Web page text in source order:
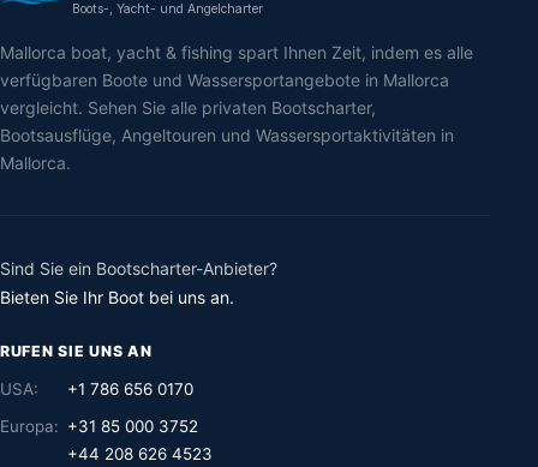
Boots-, Yacht- und Angelcharter
Mallorca boat, yacht & fishing spart Ihnen Zeit, indem es alle
verfügbaren Boote und Wassersportangebote in Mallorca
vergleicht. Sehen Sie alle privaten Bootscharter,
Bootsausflüge, Angeltouren und Wassersportaktivitäten in
Mallorca.
Sind Sie ein Bootscharter-Anbieter?
Bieten Sie Ihr Boot bei uns an.
RUFEN SIE UNS AN
USA:
+1 786 656 0170
Europa: +31 85 000 3752
+44 208 626 4523